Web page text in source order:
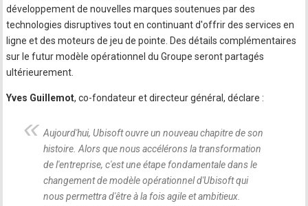
développement de nouvelles marques soutenues par des
technologies disruptives tout en continuant d'offrir des services en
ligne et des moteurs de jeu de pointe. Des détails complémentaires
sur le futur modèle opérationnel du Groupe seront partagés
ultérieurement.
Yves Guillemot, co-fondateur et directeur général, déclare :
Aujourd'hui, Ubisoft ouvre un nouveau chapitre de son
histoire. Alors que nous accélérons la transformation
de l'entreprise, c'est une étape fondamentale dans le
changement de modèle opérationnel d'Ubisoft qui
nous permettra d'être à la fois agile et ambitieux.